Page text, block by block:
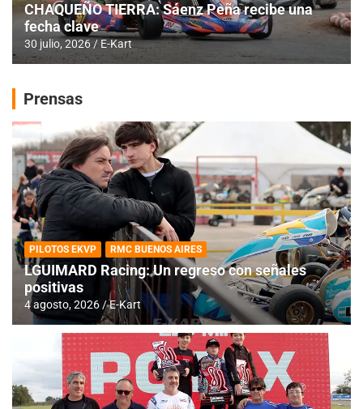
CHAQUEÑO TIERRA: Sáenz Peña recibe una
fecha clave
30 julio, 2026 E-Kart
Prensas
PILOTOS EKVP RMC BUENOS AIRES
LGUIMARD Racing: Un regreso con señales
positivas
4 agosto, 2026 E-Kart